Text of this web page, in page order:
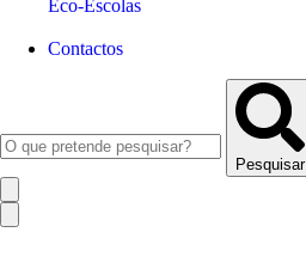
Eco-Escolas
Contactos
Pesquisar